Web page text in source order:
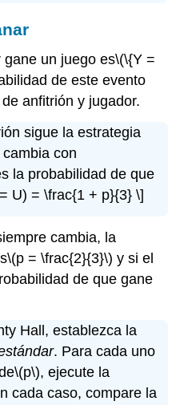
gane un juego es\(\{Y =
de este evento
anfitrión y jugador.
sigue la estrategia
con
la probabilidad de que
U) = \frac{1 + p}{3} \]
cambia, la
\(p = \frac{2}{3}\) y si el
de que gane
Hall, establezca la
. Para cada uno
\(p\), ejecute la
cada caso, compare la